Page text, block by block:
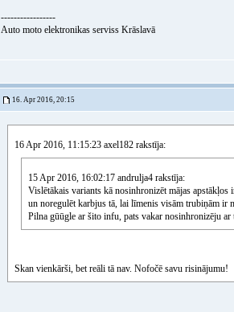
-----------------
Auto moto elektronikas serviss Krāslavā
16. Apr 2016, 20:15
16 Apr 2016, 11:15:23 axel182 rakstīja:
15 Apr 2016, 16:02:17 andrulja4 rakstīja:
Vislētākais variants kā nosinhronizēt mājas
un noregulēt karbjus tā, lai līmenis visām trubiņām ir
Pilna gūūgle ar šito infu, pats vakar nosinhronizēju ar
Skan vienkārši, bet reāli tā nav. Nofočē savu risinājumu!